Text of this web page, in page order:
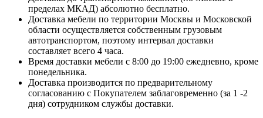
пределах МКАД) абсолютно бесплатно.
Доставка мебели по территории Москвы и Московской
области осуществляется собственным грузовым
автотранспортом, поэтому интервал доставки
составляет всего 4 часа.
Время доставки мебели с 8:00 до 19:00 ежедневно, кроме
понедельника.
Доставка производится по предварительному
согласованию с Покупателем заблаговременно (за 1 -2
дня) сотрудником службы доставки.